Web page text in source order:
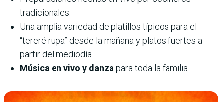
tradicionales.
Una amplia variedad de platillos típicos para el
“tereré rupa” desde la mañana y platos fuertes a
partir del mediodía.
Música en vivo y danza para toda la familia.